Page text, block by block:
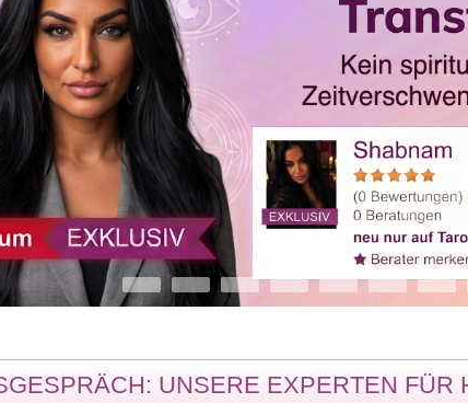
UNSERE EXPERTEN FÜR